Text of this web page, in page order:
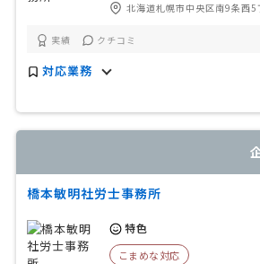
北海道札幌市中央区南9条西
実績 クチコミ
対応業務
橋本敏明社労士事務所
特色
こまめな対応